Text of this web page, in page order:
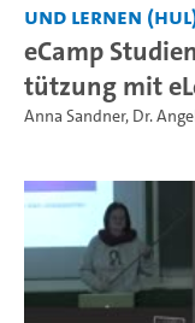
und Lernen
eCamp
tützung mit
Anna Sandner, Dr.